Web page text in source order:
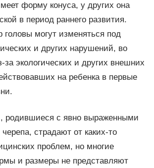
форму конуса, у других она
в период раннего развития.
могут изменяться под
и других нарушений, во
за экологических и других внешних
на ребенка в первые
родившиеся с явно выраженными
страдают от каких-то
проблем, но многие
и размеры не представляют